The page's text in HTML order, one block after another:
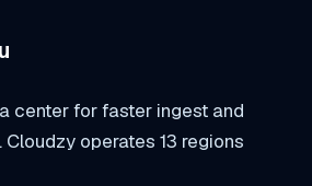
center for faster ingest and
operates 13 regions